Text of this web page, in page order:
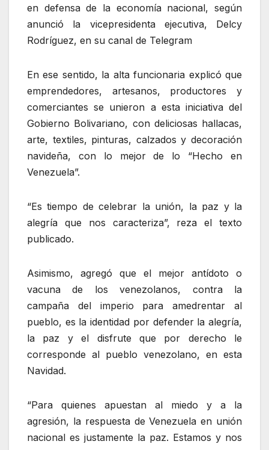
en defensa de la economía nacional, según
anunció la vicepresidenta ejecutiva, Delcy
Rodríguez, en su canal de Telegram
En ese sentido, la alta funcionaria explicó que
emprendedores, artesanos, productores y
comerciantes se unieron a esta iniciativa del
Gobierno Bolivariano, con deliciosas hallacas,
arte, textiles, pinturas, calzados y decoración
navideña, con lo mejor de lo “Hecho en
Venezuela”.
“Es tiempo de celebrar la unión, la paz y la
alegría que nos caracteriza”, reza el texto
publicado.
Asimismo, agregó que el mejor antídoto o
vacuna de los venezolanos, contra la
campaña del imperio para amedrentar al
pueblo, es la identidad por defender la alegría,
la paz y el disfrute que por derecho le
corresponde al pueblo venezolano, en esta
Navidad.
“Para quienes apuestan al miedo y a la
agresión, la respuesta de Venezuela en unión
nacional es justamente la paz. Estamos y nos